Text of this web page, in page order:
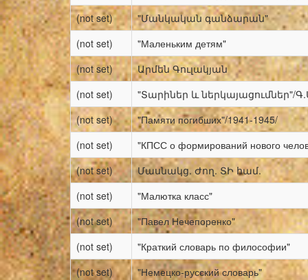
(not set)
"Մանկական գանձարան"
(not set)
"Маленьким детям"
(not set)
Արմեն Գուլակյան
(not set)
"Տարիներ և ներկայացումներ"/
(not set)
"Памяти погибших"/1941-1945/
(not set)
"КПСС о формирований нового
(not set)
Մասնակց. Ժող. ՏԻ համ.
(not set)
"Малютка класс"
(not set)
"Павел Нечепоренко"
(not set)
"Краткий словарь по философии"
(not set)
"Немецко-русский словарь"